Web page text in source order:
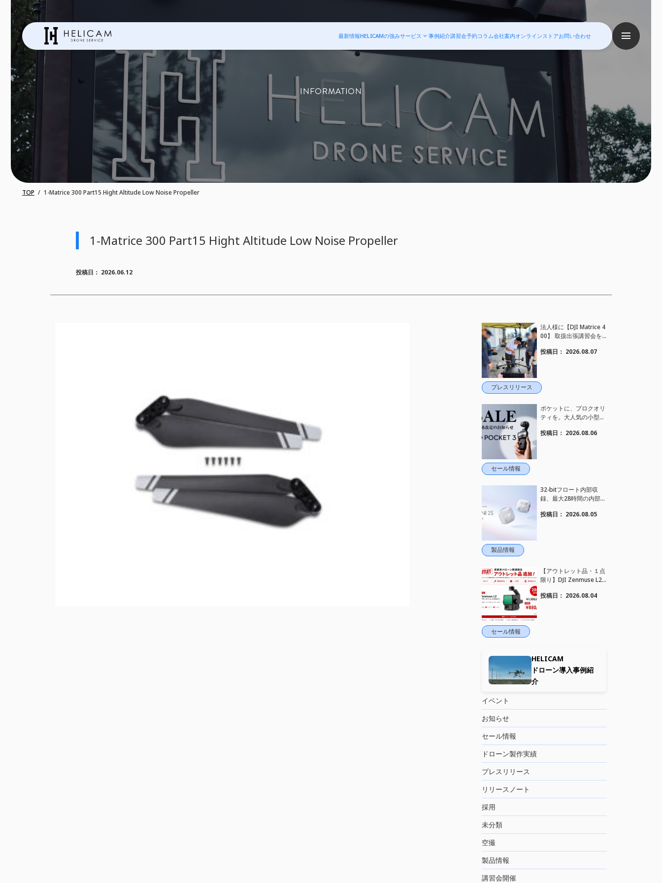
最新情報HELICAMの強みサービス 事例紹介講習会予約コラム会社案内オンラインストアお問い合わせ
INFORMATION
TOP 1-Matrice 300 Part15 Hight Altitude Low Noise Propeller
1-Matrice 300 Part15 Hight Altitude Low Noise Propeller
投稿日： 2026.06.12
プレスリリース
法人様に【DJI Matrice 4
00】 取扱出張講習会を
施しました。
投稿日： 2026.08.07
セール情報
ポケットに、プロクオリ
ティを。大人気の小型カ
定価がさらにお値下げさ
投稿日： 2026.08.06
製品情報
32-bitフロート内部収
録、最大28時間の内部録
応、2段階AIノイズキャ
投稿日： 2026.08.05
セール情報
【アウトレット品・１点
限り】DJI Zenmuse L2
た。｜HELICAM STORE
投稿日： 2026.08.04
HELICAM
ドローン導入事例紹
介
イベント
お知らせ
セール情報
ドローン製作実績
プレスリリース
リリースノート
採用
未分類
空撮
製品情報
講習会開催